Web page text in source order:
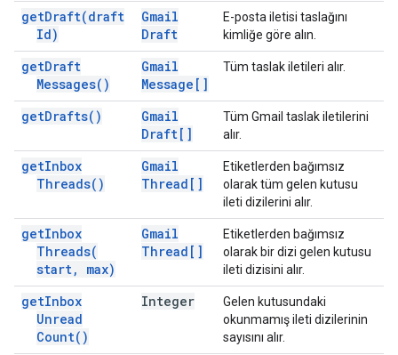
getDraft(draft
Id)
Gmail
Draft
E-posta iletisi taslağını
kimliğe göre alın.
getDraft
Messages( )
Gmail
Message[]
Tüm taslak iletileri alır.
getDrafts( )
Gmail
Draft[]
Tüm Gmail taslak iletilerini
alır.
getInbox
Threads( )
Gmail
Thread[]
Etiketlerden bağımsız
olarak tüm gelen kutusu
ileti dizilerini alır.
getInbox
Threads(
start, max)
Gmail
Thread[]
Etiketlerden bağımsız
olarak bir dizi gelen kutusu
ileti dizisini alır.
getInbox
Unread
Count( )
Integer
Gelen kutusundaki
okunmamış ileti dizilerinin
sayısını alır.